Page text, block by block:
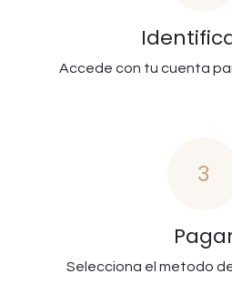
Accede con tu cuenta
3
Selecciona el metodo